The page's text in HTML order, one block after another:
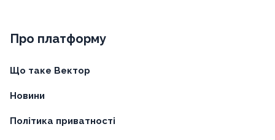
Про платформу
Що таке Вектор
Новини
Політика приватності